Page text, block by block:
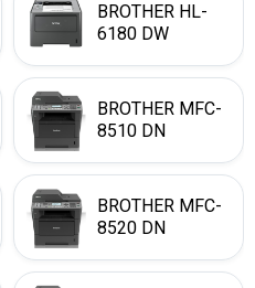
BROTHER HL-
6180 DW
BROTHER MFC-
8510 DN
BROTHER MFC-
8520 DN